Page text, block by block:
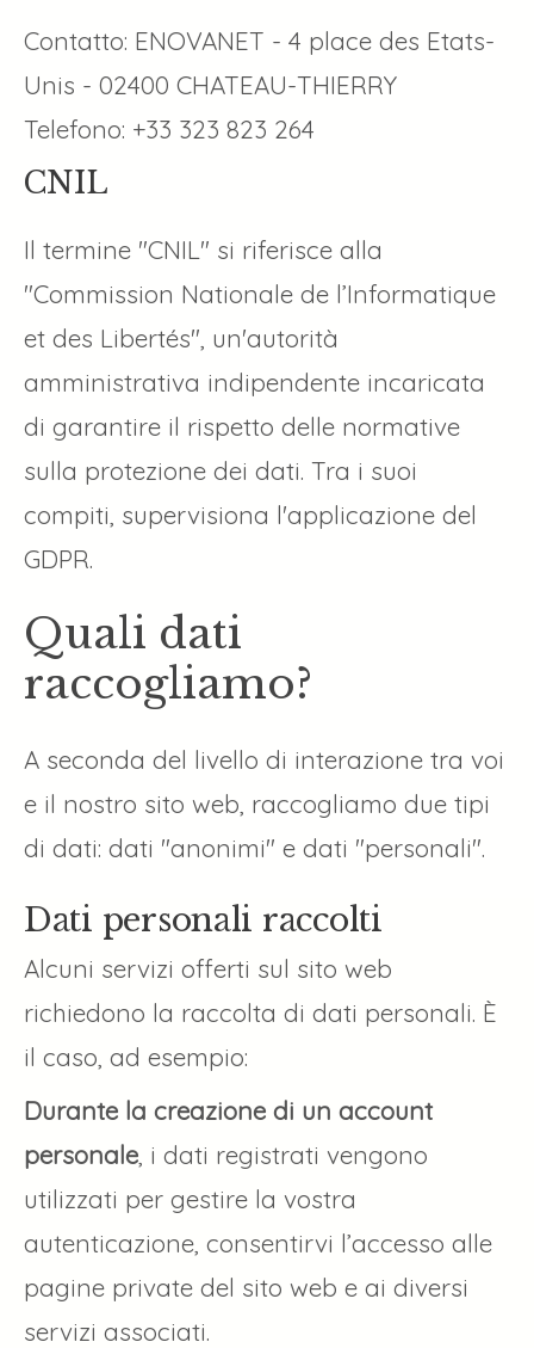
Contatto: ENOVANET - 4 place des Etats-
Unis - 02400 CHATEAU-THIERRY
Telefono: +33 323 823 264
CNIL
Il termine "CNIL" si riferisce alla
"Commission Nationale de l’Informatique
et des Libertés", un'autorità
amministrativa indipendente incaricata
di garantire il rispetto delle normative
sulla protezione dei dati. Tra i suoi
compiti, supervisiona l'applicazione del
GDPR.
Quali dati
raccogliamo?
A seconda del livello di interazione tra voi
e il nostro sito web, raccogliamo due tipi
di dati: dati "anonimi" e dati "personali".
Dati personali raccolti
Alcuni servizi offerti sul sito web
richiedono la raccolta di dati personali. È
il caso, ad esempio:
Durante la creazione di un account
personale , i dati registrati vengono
utilizzati per gestire la vostra
autenticazione, consentirvi l’accesso alle
pagine private del sito web e ai diversi
servizi associati.